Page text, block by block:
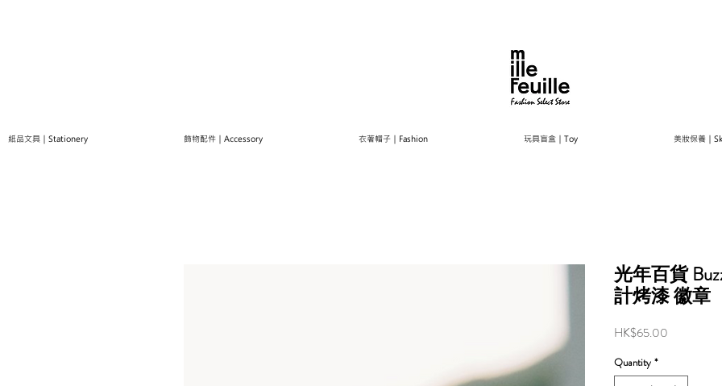
紙品文具｜Stationery 飾物配件｜Accessory 衣著帽子｜Fashion 玩具盲盒｜Toy 美妝保養｜
光年百貨
計烤漆 徽章
HK$65.00
Quantity *